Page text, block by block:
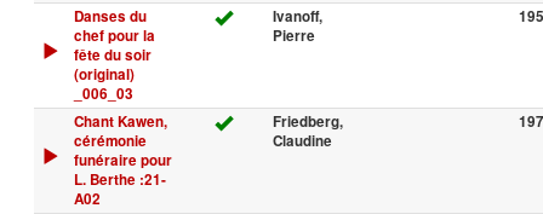
Danses du
chef pour la
fête du soir
(original)
_006_03
Ivanoff,
Pierre
Chant Kawen,
cérémonie
funéraire pour
L. Berthe :21-
A02
Friedberg,
Claudine